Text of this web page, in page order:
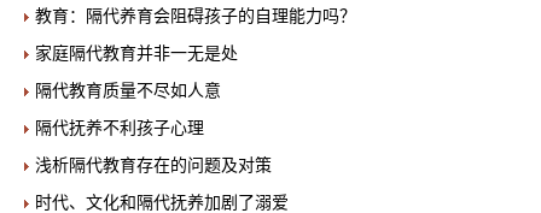
教育：隔代养育会阻碍孩子的自理能力吗？
家庭隔代教育并非一无是处
隔代教育质量不尽如人意
隔代抚养不利孩子心理
浅析隔代教育存在的问题及对策
时代、文化和隔代抚养加剧了溺爱